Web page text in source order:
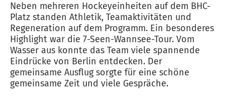
Neben mehreren Hockeyeinheiten auf dem BHC-
Platz standen Athletik, Teamaktivitäten und
Regeneration auf dem Programm. Ein besonderes
Highlight war die 7-Seen-Wannsee-Tour. Vom
Wasser aus konnte das Team viele spannende
Eindrücke von Berlin entdecken. Der
gemeinsame Ausflug sorgte für eine schöne
gemeinsame Zeit und viele Gespräche.